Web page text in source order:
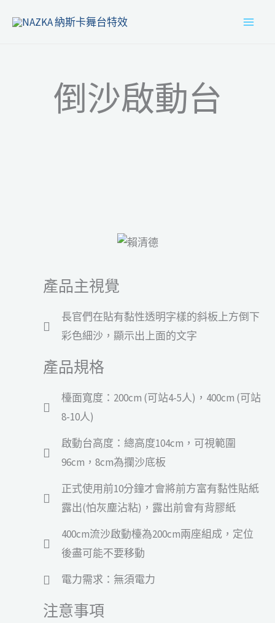
倒沙啟動台
產品主視覺
長官們在貼有黏性透明字樣的斜板上方倒下
彩色細沙，顯示出上面的文字
產品規格
檯面寬度：200cm (可站4-5人)，400cm (可站
8-10人)
啟動台高度：總高度104cm，可視範圍
96cm，8cm為攔沙底板
正式使用前10分鐘才會將前方富有黏性貼紙
露出(怕灰塵沾粘)，露出前會有背膠紙
400cm流沙啟動檯為200cm兩座組成，定位
後盡可能不要移動
電力需求：無須電力
注意事項